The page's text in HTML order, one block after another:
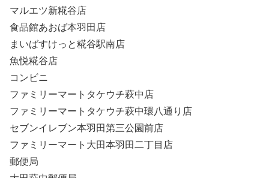
マルエツ新糀谷店
食品館あおば本羽田店
まいばすけっと糀谷駅南店
魚悦糀谷店
コンビニ
ファミリーマートタケウチ萩中店
ファミリーマートタケウチ萩中環八通り店
セブンイレブン本羽田第三公園前店
ファミリーマート大田本羽田二丁目店
郵便局